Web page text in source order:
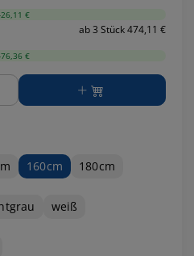
€
ab 3 Stück 474,11 €
€
160cm
180cm
weiß